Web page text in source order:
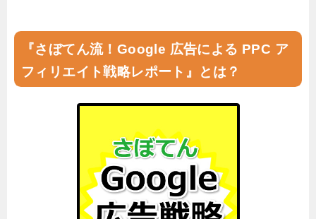
『さぼてん流！Google 広告による PPC ア
フィリエイト戦略レポート』とは？